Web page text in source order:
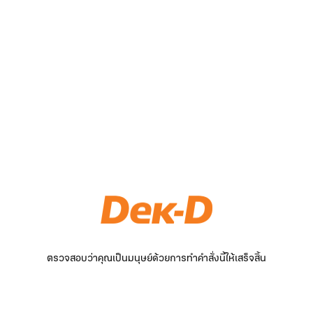
ตรวจสอบว่าคุณเป็นมนุษย์ด้วยการทำคำสั่งนี้ให้เสร็จสิ้น